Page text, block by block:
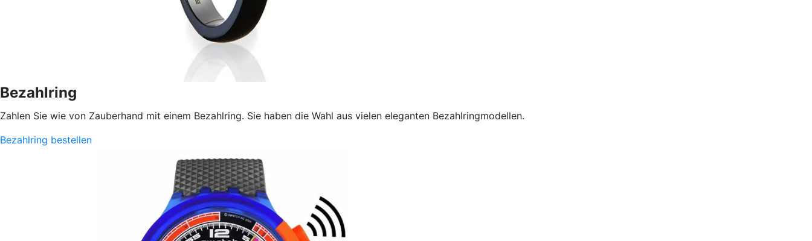
Bezahlring
Zahlen Sie wie von Zauberhand mit einem Bezahlring. Sie haben die Wahl aus vielen eleganten Bezahlringmodellen.
Bezahlring bestellen